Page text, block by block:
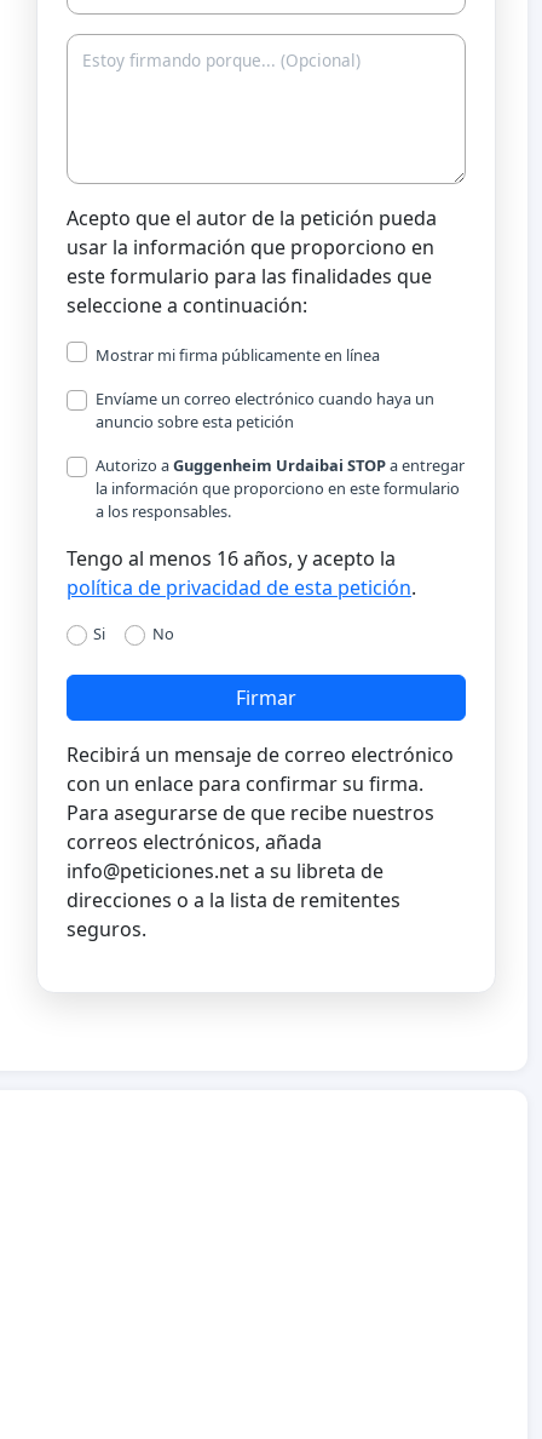
Acepto que el autor de la petición pueda
usar la información que proporciono en
este formulario para las finalidades que
seleccione a continuación:
Mostrar mi firma públicamente en línea
Envíame un correo electrónico cuando haya un
anuncio sobre esta petición
Autorizo aGuggenheim Urdaibai STOPa entregar
la información que proporciono en este formulario
a los responsables.
Tengo al menos 16 años, y acepto la
política de privacidad de esta petición.
Si No
Firmar
Recibirá un mensaje de correo electrónico
con un enlace para confirmar su firma.
Para asegurarse de que recibe nuestros
correos electrónicos, añada
info@peticiones.neta su libreta de
direcciones o a la lista de remitentes
seguros.